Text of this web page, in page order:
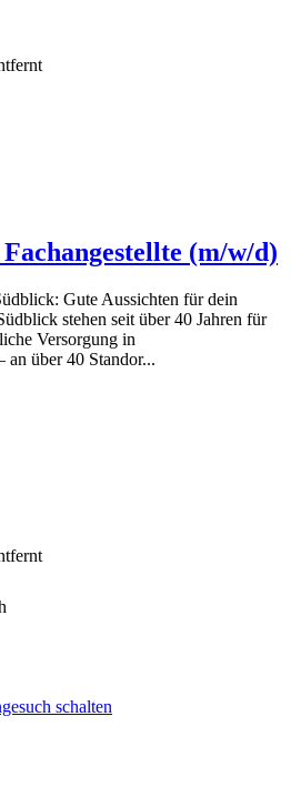
(m/w/d)
Gute Aussichten für dein
stehen seit über 40 Jahren für
Versorgung in
an über 40 Standor...
schalten